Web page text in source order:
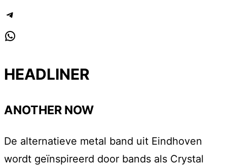
HEADLINER
ANOTHER NOW
De alternatieve metal band uit Eindhoven
wordt geïnspireerd door bands als Crystal